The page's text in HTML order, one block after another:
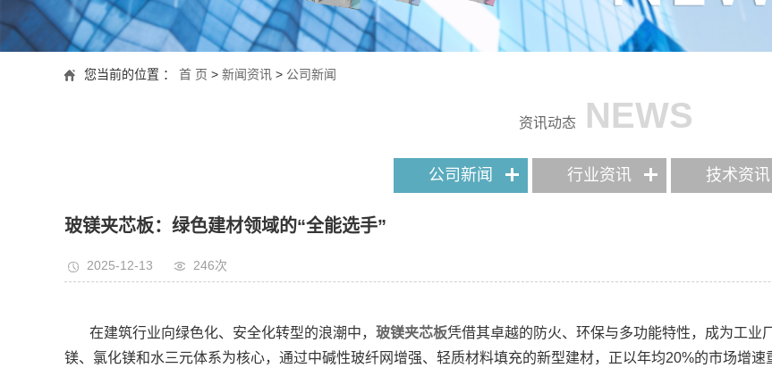
您当前的位置 ： 首 页 > 新闻资讯 > 公司新闻
资讯动态 NEWS
公司新闻 行业资讯 技术资讯
玻镁夹芯板：绿色建材领域的“全能选手”
2025-12-13 246次
在建筑行业向绿色化、安全化转型的浪潮中， 玻镁夹芯板凭借其卓越的防火、环保与多功能特性，成为工
镁、氯化镁和水三元体系为核心，通过中碱性玻纤网增强、轻质材料填充的新型建材，正以年均20%的市场增速